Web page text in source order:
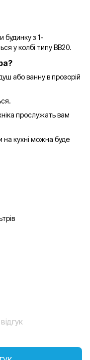
будинку з 1-
у колбі типу BB20.
або ванну в прозорій
прослужать вам
на кухні можна буде